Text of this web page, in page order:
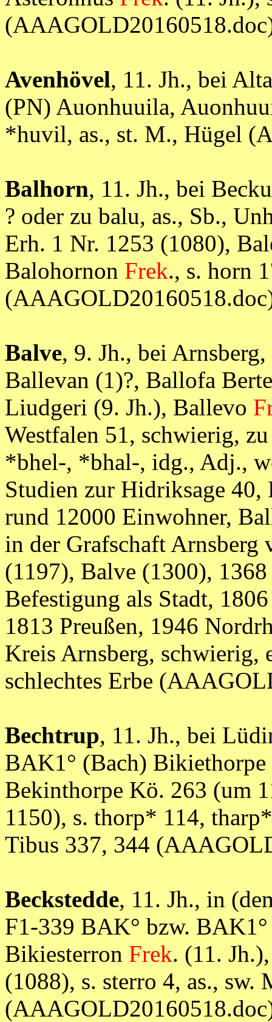
Avenhövel, 11. Jh., bei
(PN) Auonhuuila,
*huvil, as., st. M., Hügel
Balhorn, 11. Jh., bei
? oder zu balu, as., Sb.,
Erh. 1 Nr. 1253 (1080),
Balohornon Frek., s. horn
Balve, 9. Jh., bei
Ballevan (1)?, Ballofa
Liudgeri (9. Jh.), Ballevo
Westfalen 51, schwierig,
*bhel-, *bhal-, idg., Adj.,
Studien zur Hidriksage 40,
rund 12000 Einwohner,
in der Grafschaft Arnsberg
(1197), Balve (1300),
Befestigung als Stadt,
1813 Preußen, 1946
Kreis Arnsberg, schwierig,
schlechtes Erbe
Bechtrup, 11. Jh., bei
BAK1° (Bach)
Bekinthorpe Kö. 263 (um
1150), s. thorp* 114,
Tibus 337, 344
Beckstedde, 11. Jh., in
F1-339 BAK° bzw.
Bikiesterron Frek. (11.
(1088), s. sterro 4, as.,